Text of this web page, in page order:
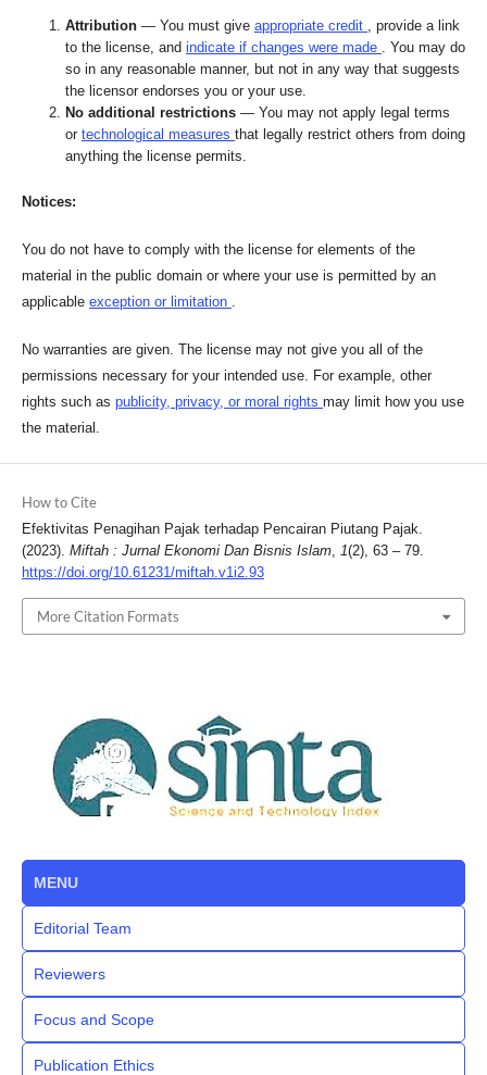
Attribution — You must give appropriate credit
, provide a link
to the license, and indicate if changes were made
. You may do
so in any reasonable manner, but not in any way that suggests
the licensor endorses you or your use.
No additional restrictions — You may not apply legal terms
or technological measures that legally restrict others from doing
anything the license permits.
Notices:
You do not have to comply with the license for elements of the
material in the public domain or where your use is permitted by an
applicable exception or limitation
No warranties are given. The license may not give you all of the
permissions necessary for your intended use. For example, other
rights such as publicity, privacy, or moral rights may limit how you use
the material.
How to Cite
Efektivitas Penagihan Pajak terhadap Pencairan Piutang Pajak.
(2023). Miftah : Jurnal Ekonomi Dan Bisnis Islam, 1(2), 63 – 79.
https://doi.org/10.61231/miftah.v1i2.93
More Citation Formats
MENU
Editorial Team
Reviewers
Focus and Scope
Publication Ethics